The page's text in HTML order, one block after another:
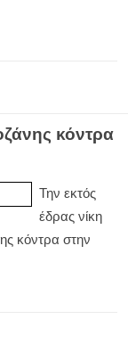
κόντρα
Την εκτός
έδρας νίκη
κόντρα στην